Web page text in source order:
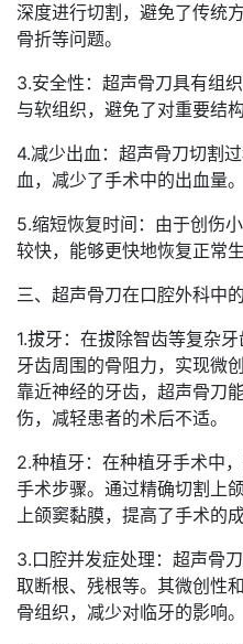
深度进行切割，避免了传统
骨折等问题。
3.安全性：超声骨刀具有组
与软组织，避免了对重要结
4.减少出血：超声骨刀切割
血，减少了手术中的出血量。
5.缩短恢复时间：由于创伤
较快，能够更快地恢复正常生
三、超声骨刀在口腔外科中
1.拔牙：在拔除智齿等复杂
牙齿周围的骨阻力，实现微
靠近神经的牙齿，超声骨刀
伤，减轻患者的术后不适。
2.种植牙：在种植牙手术中
手术步骤。通过精确切割上
上颌窦黏膜，提高了手术的
3.口腔并发症处理：超声骨
取断根、残根等。其微创性
骨组织，减少对临牙的影响。